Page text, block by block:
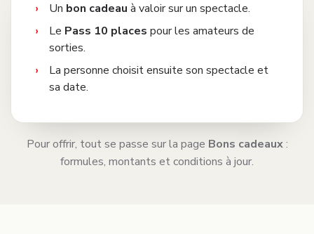
Un bon cadeau à valoir sur un spectacle.
Le Pass 10 places pour les amateurs de
sorties.
La personne choisit ensuite son spectacle et
sa date.
Pour offrir, tout se passe sur la page Bons cadeaux:
formules, montants et conditions à jour.